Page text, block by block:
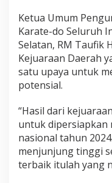
r
a
t
e
Ketua Umum
Karate-do Seluruh
Selatan, RM Taufik
Kejuaraan Daerah
satu upaya untuk
potensial.
“Hasil dari
untuk dipersiapkan
nasional tahun
menjunjung tinggi
terbaik itulah yang